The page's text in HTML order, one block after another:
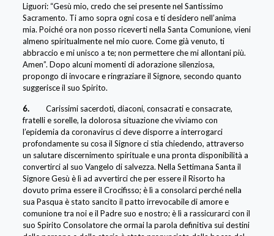
Liguori: “Gesù mio, credo che sei presente nel Santissimo
Sacramento. Ti amo sopra ogni cosa e ti desidero nell’anima
mia. Poiché ora non posso riceverti nella Santa Comunione, vieni
almeno spiritualmente nel mio cuore. Come già venuto, ti
abbraccio e mi unisco a te; non permettere che mi allontani più.
Amen”. Dopo alcuni momenti di adorazione silenziosa,
propongo di invocare e ringraziare il Signore, secondo quanto
suggerisce il suo Spirito.
6. Carissimi sacerdoti, diaconi, consacrati e consacrate,
fratelli e sorelle, la dolorosa situazione che viviamo con
l’epidemia da coronavirus ci deve disporre a interrogarci
profondamente su cosa il Signore ci stia chiedendo, attraverso
un salutare discernimento spirituale e una pronta disponibilità a
convertirci al suo Vangelo di salvezza. Nella Settimana Santa il
Signore Gesù è lì ad avvertirci che per essere il Risorto ha
dovuto prima essere il Crocifisso; è lì a consolarci perché nella
sua Pasqua è stato sancito il patto irrevocabile di amore e
comunione tra noi e il Padre suo e nostro; è lì a rassicurarci con il
suo Spirito Consolatore che ormai la parola definitiva sui destini